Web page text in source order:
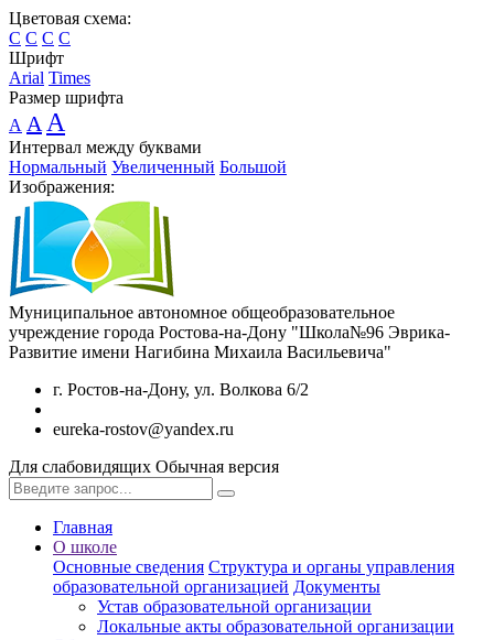
Цветовая схема:
C C C C
Шрифт
Arial Times
Размер шрифта
A A A
Интервал между буквами
Нормальный Увеличенный Большой
Изображения:
Муниципальное автономное общеобразовательное
учреждение города Ростова-на-Дону "Школа№96 Эврика-
Развитие имени Нагибина Михаила Васильевича"
г. Ростов-на-Дону, ул. Волкова 6/2
eureka-rostov@yandex.ru
Для слабовидящих Обычная версия
Главная
О школе
Основные сведения Структура и органы управления
образовательной организацией Документы
Устав образовательной организации
Локальные акты образовательной организации